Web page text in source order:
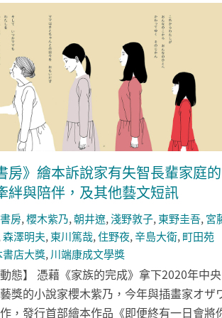
房》繪本訴說家有失智長輩家庭的
絆與陪伴，及其他藝文短訊
房,櫻木紫乃,朝井遼,淺野敦子, 東野圭吾, 宮
森澤明夫, 東川篤哉,住野夜,辛島大衛, 町田苑
書店大獎, 川端康成文學獎
動態】 憑藉《家族的完成》拿下2020年中央
獎的小說家櫻木紫乃，今年與插畫家オザ
，發行首部繪本作品《即便終有一日會將